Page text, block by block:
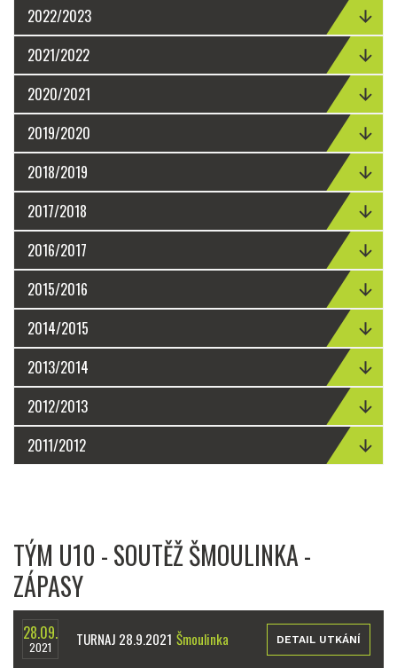
2022/2023
2021/2022
2020/2021
2019/2020
2018/2019
2017/2018
2016/2017
2015/2016
2014/2015
2013/2014
2012/2013
2011/2012
TÝM U10 - SOUTĚŽ ŠMOULINKA -
ZÁPASY
28.09.
2021 TURNAJ 28.9.2021 Šmoulinka DETAIL UTKÁNÍ